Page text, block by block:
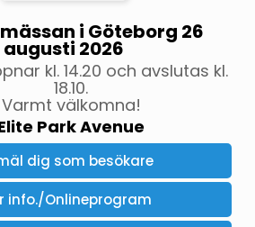
i Göteborg 26
augusti 2026
kl. 14.20 och avslutas kl.
18.10.
Varmt välkomna!
Park Avenue
dig som besökare
info./Onlineprogram